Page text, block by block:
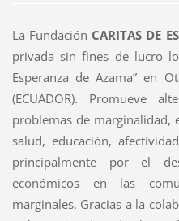
La Fundación CARITAS DE
privada sin fines de lucro
Esperanza de Azama” en
(ECUADOR). Promueve
problemas de marginalidad,
salud, educación,
principalmente por el
económicos en las
marginales. Gracias a la